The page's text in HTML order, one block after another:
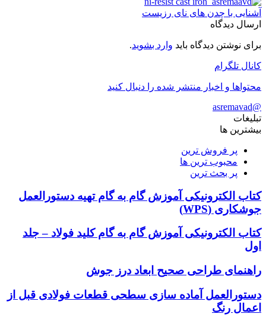
آشنایی با چدن های نای رزیست
ارسال دیدگاه
برای نوشتن دیدگاه باید وارد بشوید.
کانال تلگرام
محتواها و اخبار منتشر شده را دنبال کنید
@asremavad
تبلیغات
بیشترین ها
پر فروش ترین
محبوب ترین ها
پر بحث ترین
کتاب الکترونیکی آموزش گام به گام تهیه دستورالعمل
جوشکاری (WPS)
کتاب الکترونیکی آموزش گام به گام کلید فولاد – جلد
اول
راهنمای طراحی صحیح ابعاد درز جوش
دستورالعمل آماده سازی سطحی قطعات فولادی قبل از
اعمال رنگ